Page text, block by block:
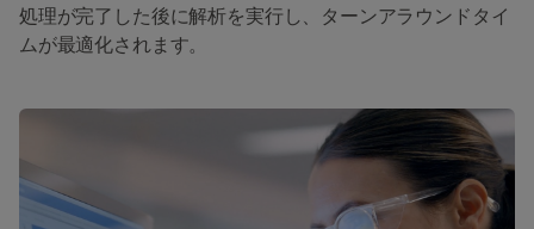
処理が完了した後に解析を実行し、ターンアラウンドタイ
ムが最適化されます。